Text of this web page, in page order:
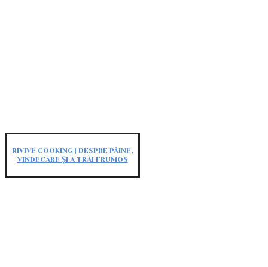
RIVIVE COOKING | DESPRE PÂINE,
VINDECARE ȘI A TRĂI FRUMOS